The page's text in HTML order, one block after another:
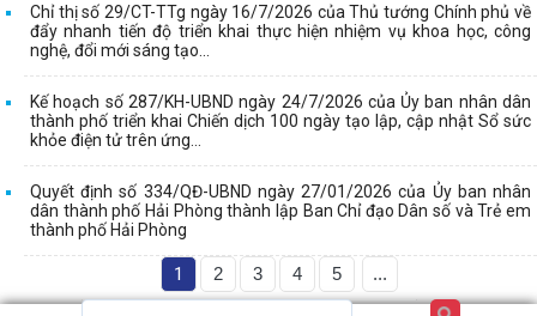
Chỉ thị số 29/CT-TTg ngày 16/7/2026 của Thủ tướng Chính phủ về
đẩy nhanh tiến độ triển khai thực hiện nhiệm vụ khoa học, công
nghệ, đổi mới sáng tạo...
Kế hoạch số 287/KH-UBND ngày 24/7/2026 của Ủy ban nhân dân
thành phố triển khai Chiến dịch 100 ngày tạo lập, cập nhật Sổ sức
khỏe điện tử trên ứng...
Quyết định số 334/QĐ-UBND ngày 27/01/2026 của Ủy ban nhân
dân thành phố Hải Phòng thành lập Ban Chỉ đạo Dân số và Trẻ em
thành phố Hải Phòng
1 2 3 4 5 ...